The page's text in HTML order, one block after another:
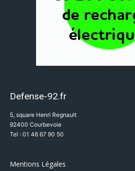
Defense-92.fr
5, square Henri Regnault
92400 Courbevoie
Tel : 01 46 67 90 50
Mentions Légales